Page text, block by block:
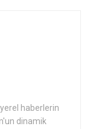
haberlerin
dinamik